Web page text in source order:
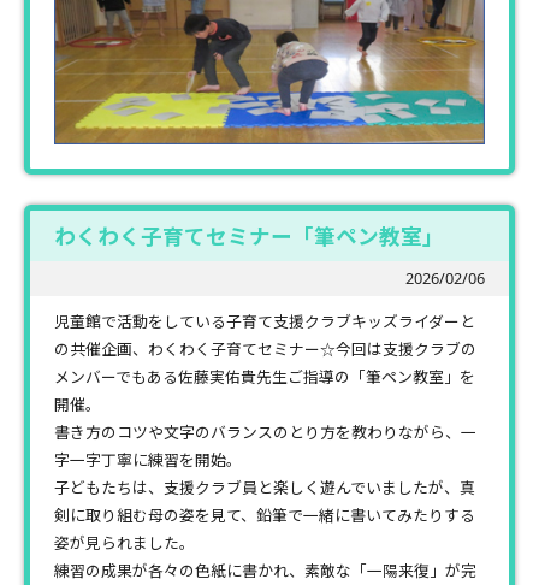
わくわく子育てセミナー「筆ペン教室」
2026/02/06
児童館で活動をしている子育て支援クラブキッズライダーと
の共催企画、わくわく子育てセミナー☆今回は支援クラブの
メンバーでもある佐藤実佑貴先生ご指導の「筆ペン教室」を
開催。
書き方のコツや文字のバランスのとり方を教わりながら、一
字一字丁寧に練習を開始。
子どもたちは、支援クラブ員と楽しく遊んでいましたが、真
剣に取り組む母の姿を見て、鉛筆で一緒に書いてみたりする
姿が見られました。
練習の成果が各々の色紙に書かれ、素敵な「一陽来復」が完